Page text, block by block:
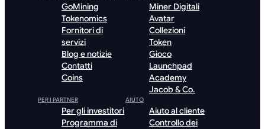
GoMining
Tokenomics
Fornitori di
servizi
Blog e notizie
Contatti
Coins
Miner Digitali
Avatar
Collezioni
Token
Gioco
Launchpad
Academy
Jacob & Co.
PER I PARTNER
Per gli investitori
Programma di
AIUTO
Aiuto al cliente
Controllo dei